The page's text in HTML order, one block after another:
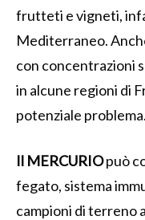
frutteti e vigneti,
Mediterraneo.
con concentrazioni
in alcune regioni di
potenziale problema.
Il MERCURIOpuò
fegato, sistema
campioni di terreno